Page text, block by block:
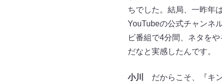
ちでした。結局、一昨年
YouTubeの公式チャンネ
ビ番組で4分間、ネタを
だなと実感したんです。
小川
だからこそ、『キ